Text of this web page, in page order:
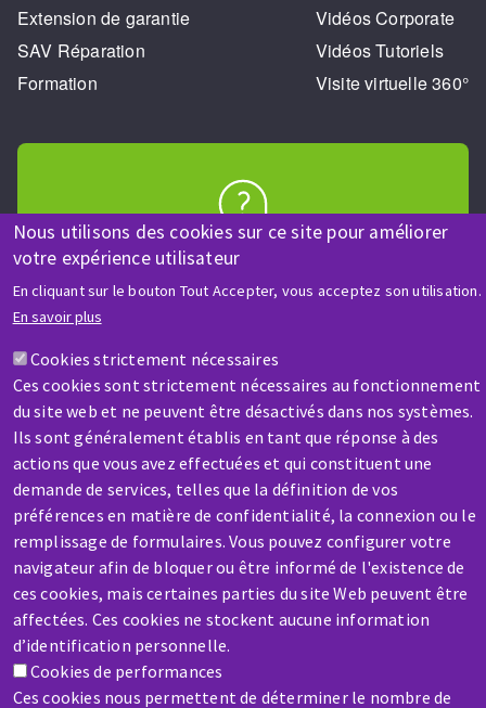
Nous utilisons des cookies sur ce site pour améliorer
votre expérience utilisateur
En cliquant sur le bouton Tout Accepter, vous acceptez son utilisation.
En savoir plus
Cookies strictement nécessaires
Ces cookies sont strictement nécessaires au fonctionnement
du site web et ne peuvent être désactivés dans nos systèmes.
Ils sont généralement établis en tant que réponse à des
actions que vous avez effectuées et qui constituent une
demande de services, telles que la définition de vos
préférences en matière de confidentialité, la connexion ou le
remplissage de formulaires. Vous pouvez configurer votre
navigateur afin de bloquer ou être informé de l'existence de
ces cookies, mais certaines parties du site Web peuvent être
affectées. Ces cookies ne stockent aucune information
d’identification personnelle.
Cookies de performances
Ces cookies nous permettent de déterminer le nombre de
Extension de garantie
SAV Réparation
Formation
Vidéos Corporate
Vidéos Tutoriels
Visite virtuelle 360°
AIDE & CONTACT
Une question ? Un renseignement ?
Contactez-nous
SAV / RÉPARATION
Une machine cassée ? En panne ?
Contactez-nous